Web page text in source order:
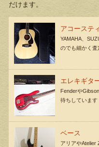
だけます。
アコーステ
YAMAHA、
のでも細かく査
エレキギタ
Fenderや
待ちしています
ベース
アリアやAtelier